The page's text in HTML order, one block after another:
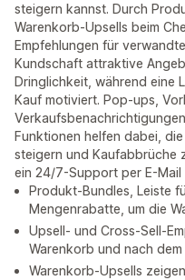
steigern kannst. Durch
Warenkorb-Upsells beim
Empfehlungen für
Kundschaft attraktive
Dringlichkeit, während eine
Kauf motiviert. Pop-ups,
Funktionen helfen dabei,
steigern und Kaufabbrüche
ein 24/7-Support per E-
Produkt-Bundles, Leiste
Mengenrabatte, um die
Upsell- und Cross-Sell-
Warenkorb und nach dem
Warenkorb-Upsells